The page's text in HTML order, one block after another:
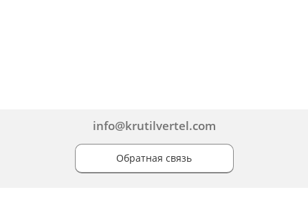
info@krutilvertel.com
Обратная связь